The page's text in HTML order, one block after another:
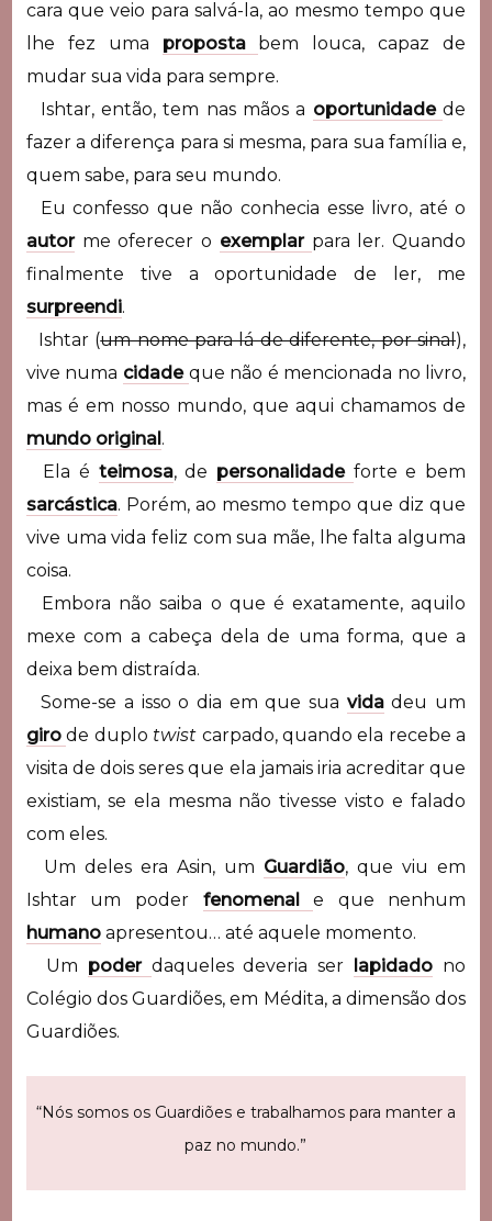
cara que veio para salvá-la, ao mesmo tempo que
lhe fez uma proposta bem louca, capaz de
mudar sua vida para sempre.
Ishtar, então, tem nas mãos a oportunidadede
fazer a diferença para si mesma, para sua família e,
quem sabe, para seu mundo.
Eu confesso que não conhecia esse livro, até o
autorme oferecer o exemplar para ler. Quando
finalmente tive a oportunidade de ler, me
surpreendi.
Ishtar (um nome para lá de diferente, por sinal),
vive numa cidade que não é mencionada no livro,
mas é em nosso mundo, que aqui chamamos de
mundo original.
Ela é teimosa, de personalidade forte e bem
sarcástica. Porém, ao mesmo tempo que diz que
vive uma vida feliz com sua mãe, lhe falta alguma
coisa.
Embora não saiba o que é exatamente, aquilo
mexe com a cabeça dela de uma forma, que a
deixa bem distraída.
Some-se a isso o dia em que sua vidadeu um
girode duplo twist carpado, quando ela recebe a
visita de dois seres que ela jamais iria acreditar que
existiam, se ela mesma não tivesse visto e falado
com eles.
Um deles era Asin, um Guardião, que viu em
Ishtar um poder fenomenale que nenhum
humanoapresentou… até aquele momento.
Um poder daqueles deveria ser lapidado no
Colégio dos Guardiões, em Médita, a dimensão dos
Guardiões.
“Nós somos os Guardiões e trabalhamos para manter a
paz no mundo.”